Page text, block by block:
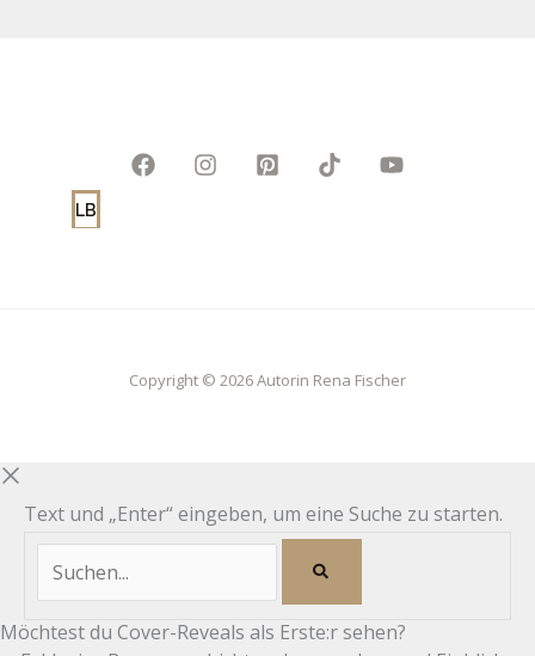
LB
Copyright © 2026 Autorin Rena Fischer
Text und „Enter“ eingeben, um eine Suche zu starten.
Möchtest du Cover-Reveals als Erste:r sehen?